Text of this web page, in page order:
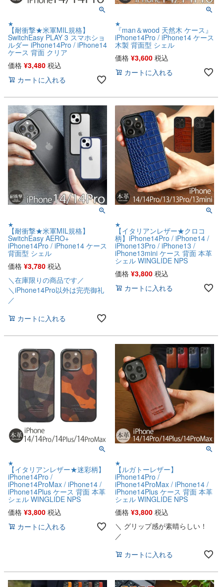
★
【耐衝撃★米軍MIL規格】
SwitchEasy PLAY 3 スマホショ
ルダー iPhone14Pro / iPhone14
ケース 背面 クリア
価格 ¥3,480 税込
カートに入れる
★
『man＆wood 天然木 ケース』
iPhone14Pro / iPhone14 ケース
木製 背面型 シェル
価格 ¥3,600 税込
カートに入れる
★
【耐衝撃★米軍MIL規格】
SwitchEasy AERO+
iPhone14Pro / iPhone14 ケース
背面型 シェル
価格 ¥3,780 税込
＼在庫限りの商品です／
＼iPhone14Pro以外は完売御礼
／
カートに入れる
★
【イタリアンレザー★クロコ
柄】iPhone14Pro / iPhone14 /
iPhone13Pro / iPhone13 /
iPhone13mini ケース 背面 本革
シェル WINGLIDE NPS
価格 ¥3,800 税込
カートに入れる
★
【イタリアンレザー★迷彩柄】
iPhone14Pro /
iPhone14ProMax / iPhone14 /
iPhone14Plus ケース 背面 本革
シェル WINGLIDE NPS
価格 ¥3,800 税込
カートに入れる
★
【ルガトーレザー】
iPhone14Pro /
iPhone14ProMax / iPhone14 /
iPhone14Plus ケース 背面 本革
シェル WINGLIDE NPS
価格 ¥3,800 税込
＼ グリップ感が素晴らしい！
／
カートに入れる